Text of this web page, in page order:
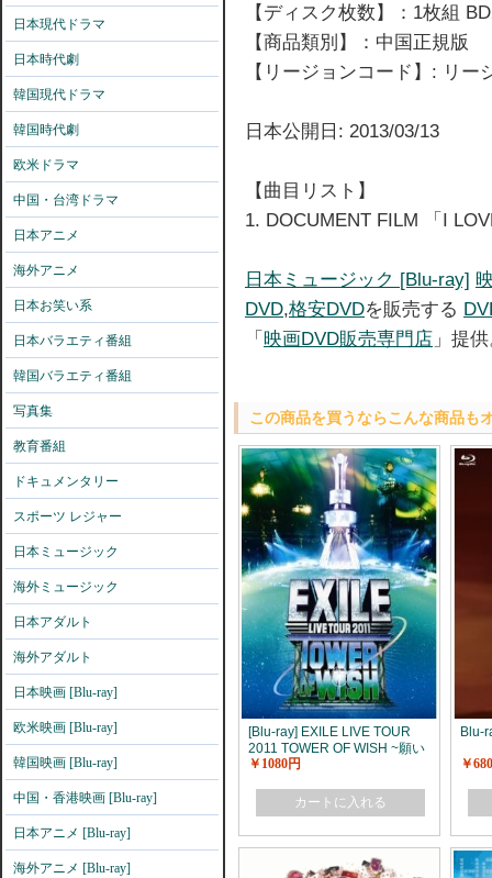
日本現代ドラマ
日本時代劇
韓国現代ドラマ
韓国時代劇
欧米ドラマ
中国・台湾ドラマ
日本アニメ
海外アニメ
日本お笑い系
日本バラエティ番組
韓国バラエティ番組
写真集
教育番組
ドキュメンタリー
スポーツ レジャー
日本ミュージック
海外ミュージック
日本アダルト
海外アダルト
日本映画 [Blu-ray]
欧米映画 [Blu-ray]
韓国映画 [Blu-ray]
中国・香港映画 [Blu-ray]
日本アニメ [Blu-ray]
海外アニメ [Blu-ray]
【ディスク枚数】：1枚組
【商品類別】：中国正規版
【リージョンコード】: リ
日本公開日: 2013/03/13
【曲目リスト】
1. DOCUMENT FILM 「I
日本ミュージック [Blu-ray]
DVD,格安DVDを販売する
「 映画DVD販売専門店 」提
この商品を買うならこんな商品も
[Blu-ray] EXILE LIVE TOUR
2011 TOWER OF WISH ~願い
の塔~
￥1080円
カートに入れる
Blu-
￥